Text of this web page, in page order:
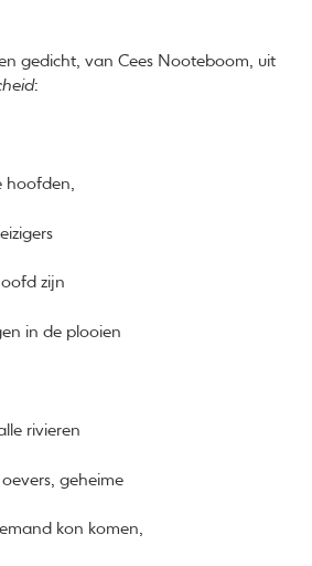
gedicht, van Cees Nooteboom, uit
:
hoofden,
zijn
in de plooien
rivieren
geheime
kon komen,